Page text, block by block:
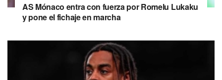
AS Mónaco entra con fuerza por Romelu Lukaku
y pone el fichaje en marcha